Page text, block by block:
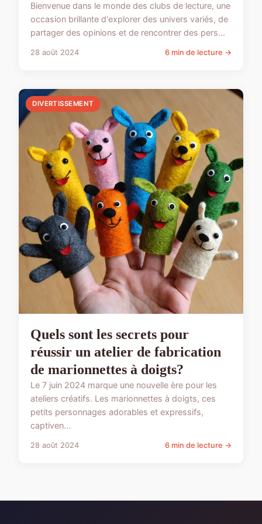
Bienvenue dans le monde des clubs de lecture, une
occasion brillante d'explorer des univers variés, de
partager des opinions et de rencontrer des pers...
28 août 2024 6 min de lecture →
DIVERTISSEMENT
Quels sont les secrets pour
réussir un atelier de fabrication
de marionnettes à doigts?
Le 7 juin 2024 marque une nouvelle ère pour les
ateliers créatifs. Les marionnettes à doigts, ces
petits personnages adorables et expressifs,
captiven...
28 août 2024 6 min de lecture →